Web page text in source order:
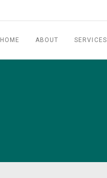
HOME ABOUT SERVICES